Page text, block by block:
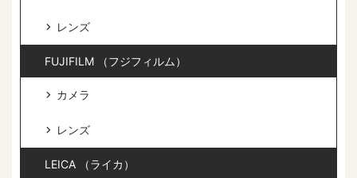
レンズ
FUJIFILM （フジフィルム）
カメラ
レンズ
LEICA （ライカ）